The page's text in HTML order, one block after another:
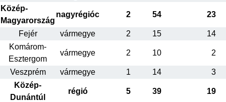
Közép-
Magyarország
nagyrégióc 2 54 23
Fejér vármegye 2 15
14
Komárom-
Esztergom
vármegye 2 10 2
Veszprém vármegye 1 14
3
Közép-
Dunántúl
régió 5 39 19